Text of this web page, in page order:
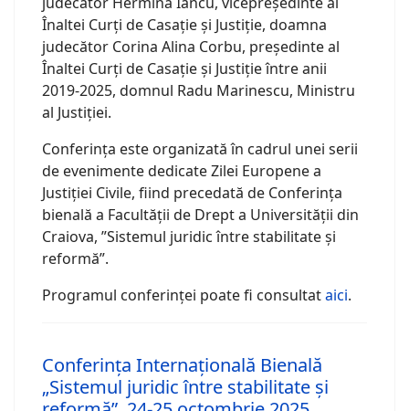
Înaltei Curți de Casație și Justiție, doamna
judecător Corina Alina Corbu, președinte al
Înaltei Curți de Casație și Justiție între anii
2019-2025, domnul Radu Marinescu, Ministru
al Justiției.
Conferința este organizată în cadrul unei serii
de evenimente dedicate Zilei Europene a
Justiției Civile, fiind precedată de Conferința
bienală a Facultății de Drept a Universității din
Craiova, ”Sistemul juridic între stabilitate și
reformă”.
Programul conferinței poate fi consultataici.
Conferința Internațională Bienală
„Sistemul juridic între stabilitate și